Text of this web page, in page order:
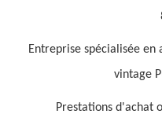
Entreprise spécialisée
vintage
Prestations d'achat